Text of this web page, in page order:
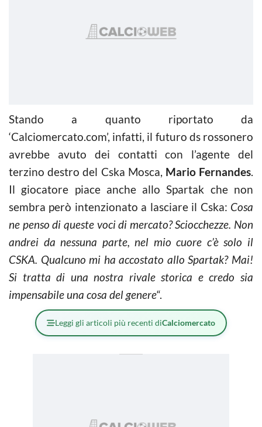
Stando a quanto riportato da
‘Calciomercato.com’, infatti, il futuro ds rossonero
avrebbe avuto dei contatti con l’agente del
terzino destro del Cska Mosca, Mario Fernandes.
Il giocatore piace anche allo Spartak che non
sembra però intenzionato a lasciare il Cska: Cosa
ne penso di queste voci di mercato? Sciocchezze. Non
andrei da nessuna parte, nel mio cuore c’è solo il
CSKA. Qualcuno mi ha accostato allo Spartak? Mai!
Si tratta di una nostra rivale storica e credo sia
impensabile una cosa del genere“.
Leggi gli articoli più recenti diCalciomercato